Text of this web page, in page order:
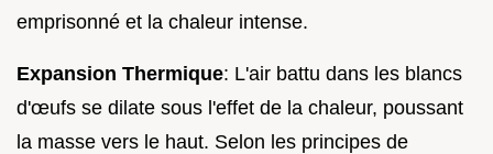
emprisonné et la chaleur intense.
Expansion Thermique: L'air battu dans les blancs
d'œufs se dilate sous l'effet de la chaleur, poussant
la masse vers le haut. Selon les principes de